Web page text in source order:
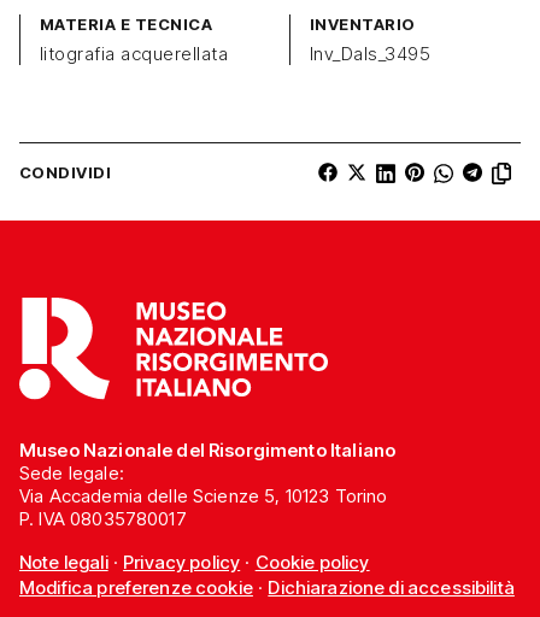
MATERIA E TECNICA
litografia acquerellata
INVENTARIO
Inv_Dals_3495
CONDIVIDI
Museo Nazionale del Risorgimento Italiano
Sede legale:
Via Accademia delle Scienze 5, 10123 Torino
P. IVA 08035780017
Note legali· Privacy policy · Cookie policy
Modifica preferenze cookie· Dichiarazione di accessibilità